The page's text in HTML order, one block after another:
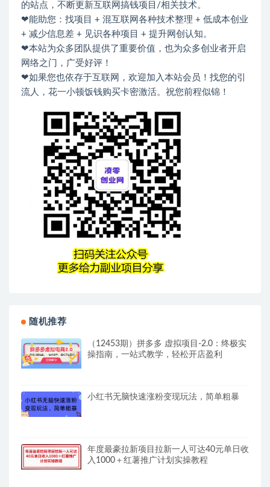
的站点，不断更新互联网搞钱项目/相关技术。
❤能助您：找项目 + 混互联网各种技术整理 + 低成本创业
+ 减少信息差 + 见识各种项目 + 提升网创认知。
❤本站为众多团队提供了重要价值，也为众多创业者开启
网络之门，广受好评！
❤如果您也依存于互联网，欢迎加入本站会员！找您的引
流人，花一小顿饭钱购买卡密激活。祝您前程似锦！
随机推荐
（12453期）拼多多 虚拟项目-2.0：终极实
操指南，一站式教学，轻松开店盈利
小红书无脑快速涨粉变现玩法，简单粗暴
年度最豪拉新项目拉新一人可达40元单日收
入1000＋红薯推广计划实操教程